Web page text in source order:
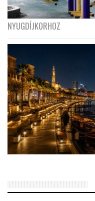
NYUGDÍJKORHOZ